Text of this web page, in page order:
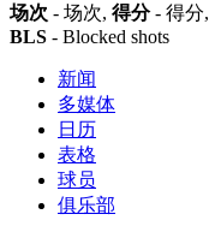
场次 - 场次, 得分- 得分,
BLS - Blocked shots
新闻
多媒体
日历
表格
球员
俱乐部